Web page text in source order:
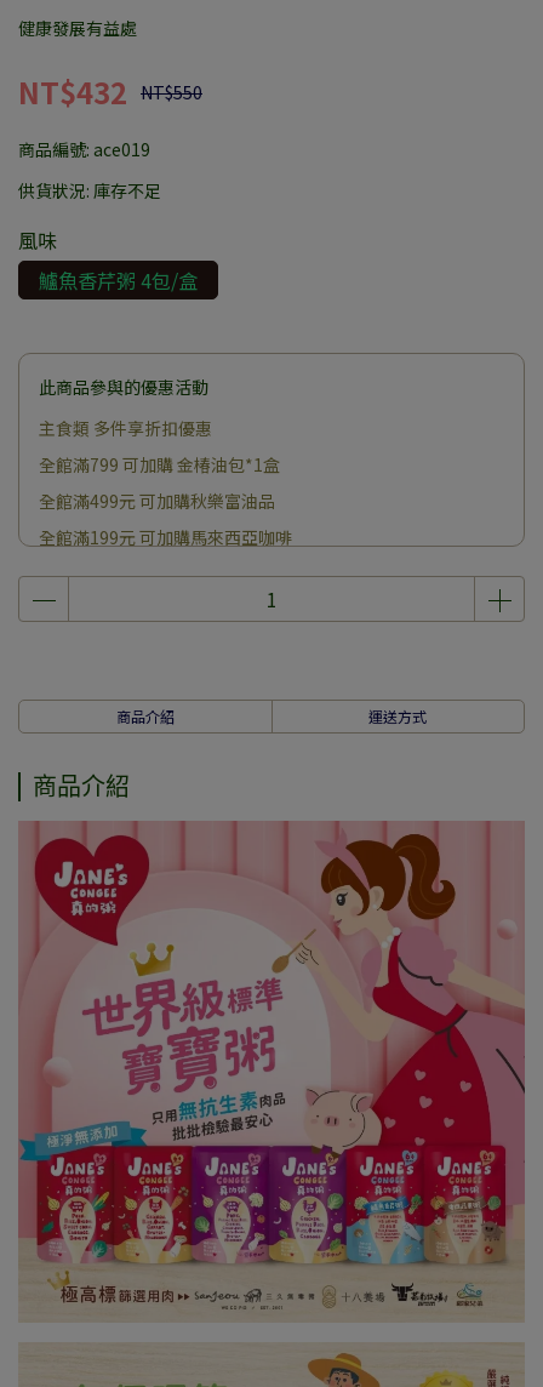
健康發展有益處
NT$432 NT$550
商品編號: ace019
供貨狀況: 庫存不足
風味
鱸魚香芹粥 4包/盒
此商品參與的優惠活動
主食類 多件享折扣優惠
全館滿799 可加購 金椿油包*1盒
全館滿499元 可加購秋樂富油品
全館滿199元 可加購馬來西亞咖啡
商品介紹 運送方式
商品介紹